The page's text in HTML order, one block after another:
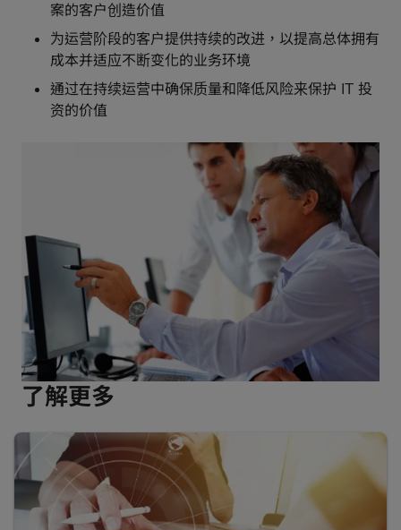
案的客户创造价值
为运营阶段的客户提供持续的改进，以提高总体拥有
成本并适应不断变化的业务环境
通过在持续运营中确保质量和降低风险来保护 IT 投
资的价值
了解更多